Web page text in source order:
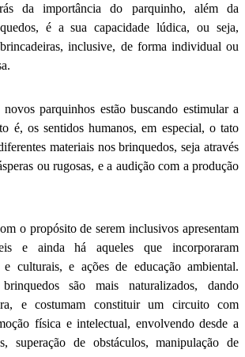
da importância do parquinho, além da
é a sua capacidade lúdica, ou seja,
inclusive, de forma individual ou
parquinhos estão buscando estimular a
é, os sentidos humanos, em especial, o tato
materiais nos brinquedos, seja através
ou rugosas, e a audição com a produção
o propósito de serem inclusivos apresentam
e ainda há aqueles que incorporaram
e culturais, e ações de educação ambiental.
são mais naturalizados, dando
e costumam constituir um circuito com
física e intelectual, envolvendo desde a
superação de obstáculos, manipulação de